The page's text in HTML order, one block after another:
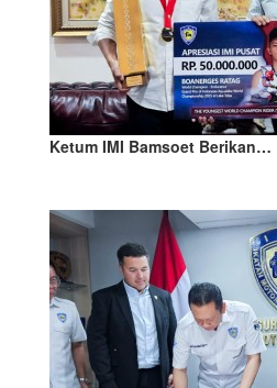
Ketum IMI Bamsoet Berikan…